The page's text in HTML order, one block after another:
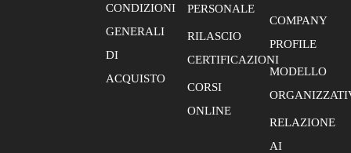
CONDIZIONI
GENERALI
DI
ACQUISTO
PERSONALE
RILASCIO
CERTIFICAZIONI
CORSI
ONLINE
COMPANY
PROFILE
MODELLO
RELAZIONE
AI